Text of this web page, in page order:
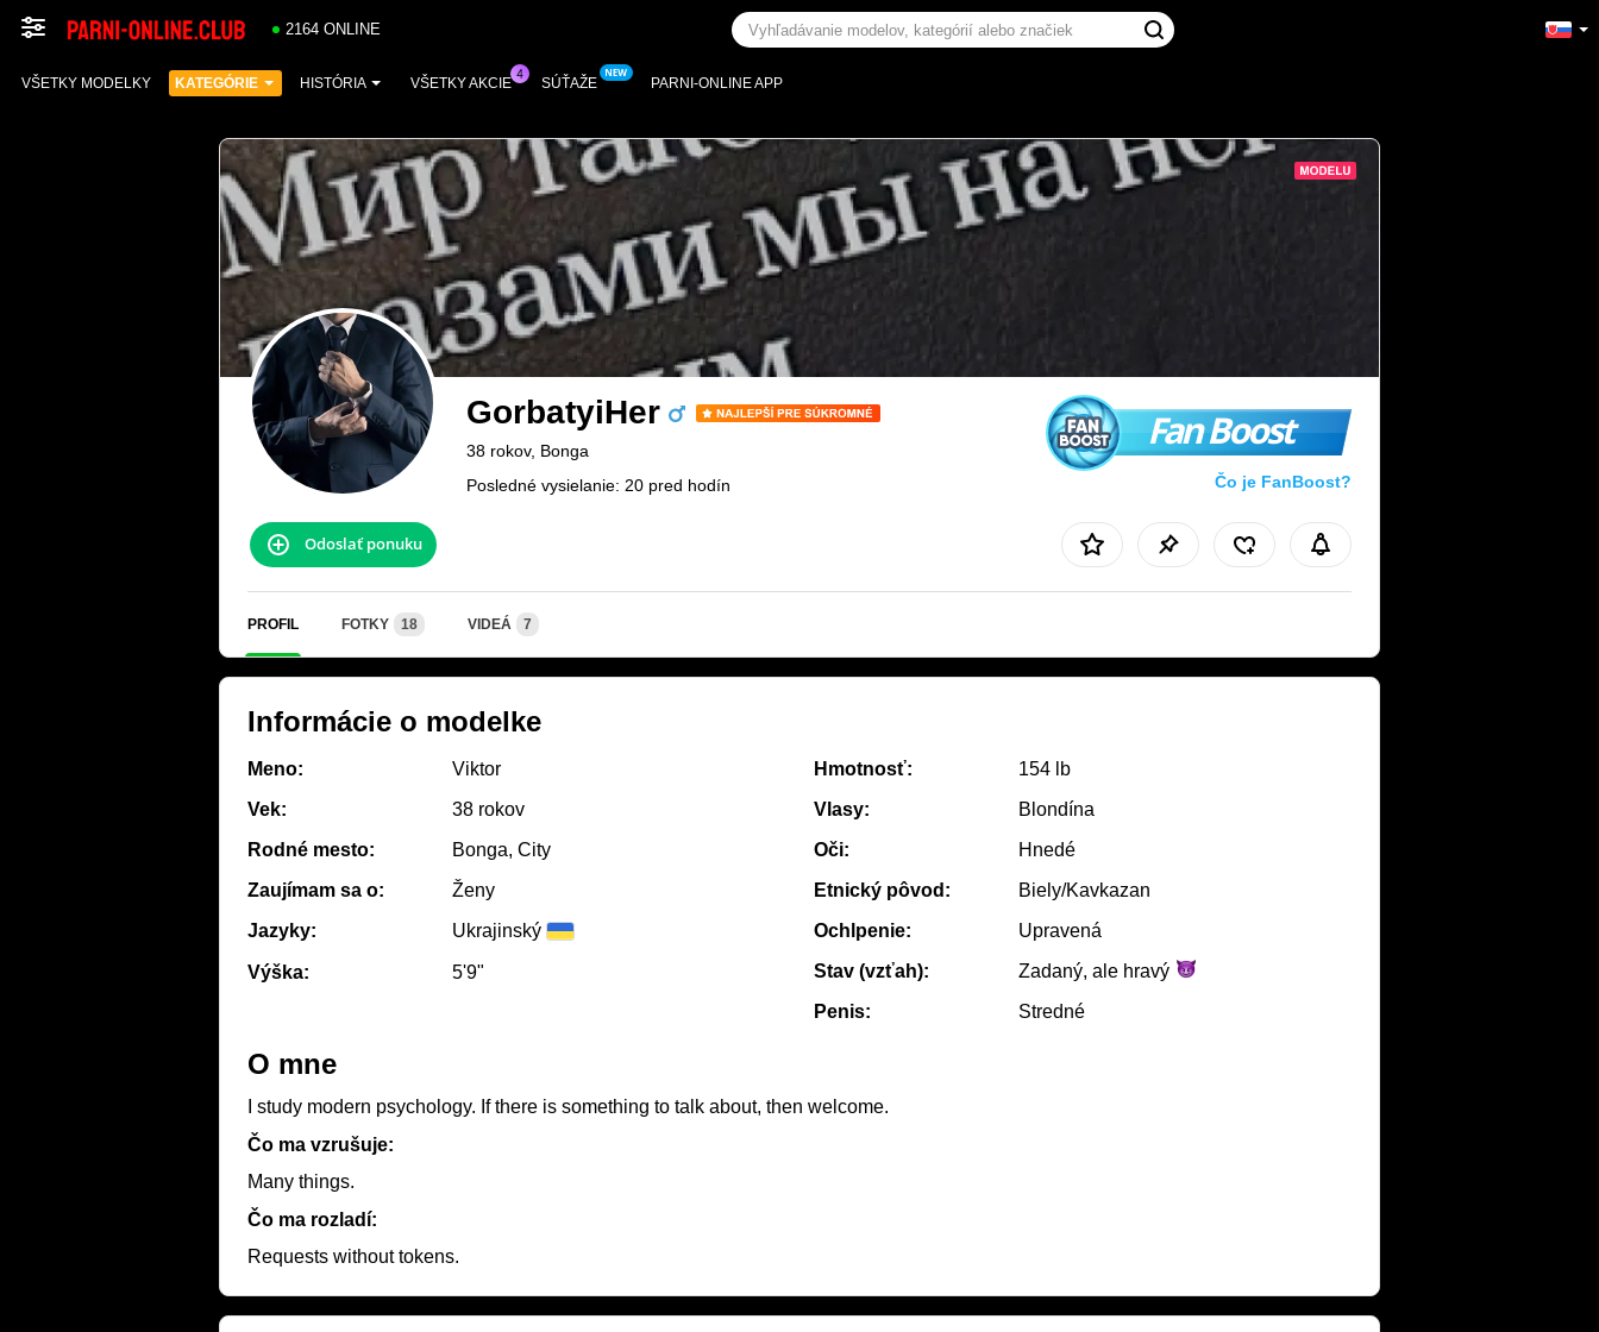
2164 ONLINE
VŠETKY MODELKY KATEGÓRIE HISTÓRIA VŠETKY AKCIE SÚŤAŽE PARNI-ONLINE APP
GorbatyiHer
38 rokov, Bonga
Posledné vysielanie: 20 pred hodín
Fan Boost
Čo je FanBoost?
Odoslať ponuku
PROFIL FOTKY 18 VIDEÁ 7
Informácie o modelke
Meno:
Viktor
Vek:
38 rokov
Rodné mesto:
Bonga, City
Zaujímam sa o:
Ženy
Jazyky:
Ukrajinský
Výška: 5'9"
Hmotnosť:
154 lb
Vlasy:
Blondína
Oči:
Hnedé
Etnický pôvod:
Biely/Kavkazan
Ochlpenie:
Upravená
Stav (vzťah):
Zadaný, ale hravý
Penis:
Stredné
O mne
I study modern psychology. If there is something to talk about, then welcome.
Čo ma vzrušuje:
Many things.
Čo ma rozladí:
Requests without tokens.